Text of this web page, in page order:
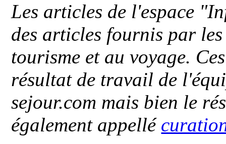
Les articles de l'espace
des articles fournis par
tourisme et au voyage.
résultat de travail de
sejour.com mais bien le
également appellé